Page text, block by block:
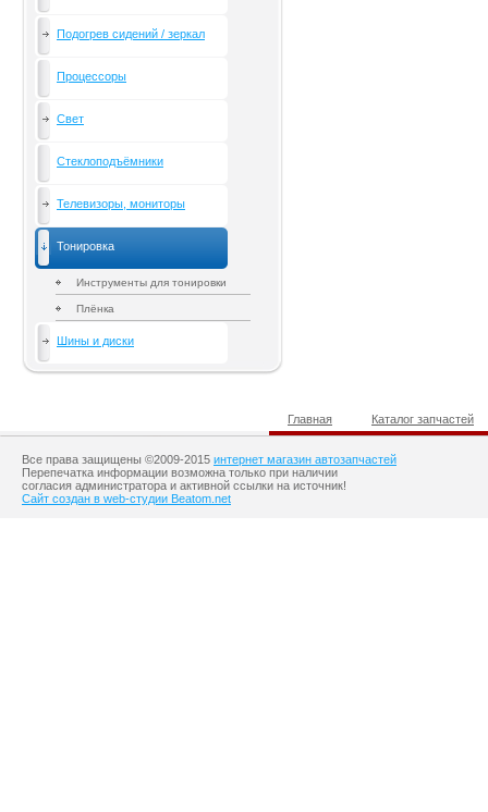
Подогрев сидений / зеркал
Процессоры
Свет
Стеклоподъёмники
Телевизоры, мониторы
Тонировка
Инструменты для тонировки
Плёнка
Шины и диски
Главная Каталог запчастей
Все права защищены ©2009-2015 интернет магазин автозапчастей
Перепечатка информации возможна только при наличии
согласия администратора и активной ссылки на источник!
Сайт создан в web-студии Beatom.net